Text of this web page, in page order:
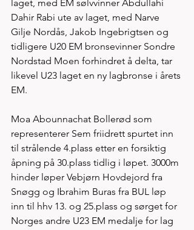
laget, med EM sølvvinner Abdullahi
Dahir Rabi ute av laget, med Narve
Gilje Nordås, Jakob Ingebrigtsen og
tidligere U20 EM bronsevinner Sondre
Nordstad Moen forhindret å delta, tar
likevel U23 laget en ny lagbronse i årets
EM.
Moa Abounnachat Bollerød som
representerer Sem friidrett spurtet inn
til strålende 4.plass etter en forsiktig
åpning på 30.plass tidlig i løpet. 3000m
hinder løper Vebjørn Hovdejord fra
Snøgg og Ibrahim Buras fra BUL løp
inn til hhv 13. og 25.plass og sørget for
Norges andre U23 EM medalje for lag